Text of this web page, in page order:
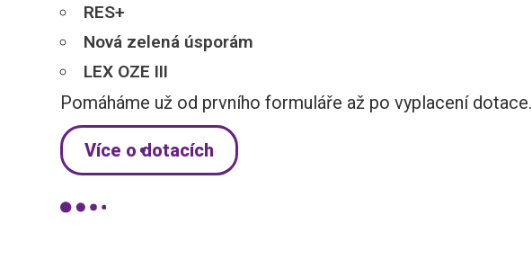
RES+
Nová zelená úsporám
LEX OZE III
Pomáháme už od prvního formuláře až po vyplacení dotace.
Více o dotacích